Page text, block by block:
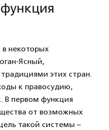
некоторых
Ясный,
этих стран.
к правосудию,
В первом функция
от возможных
такой системы –